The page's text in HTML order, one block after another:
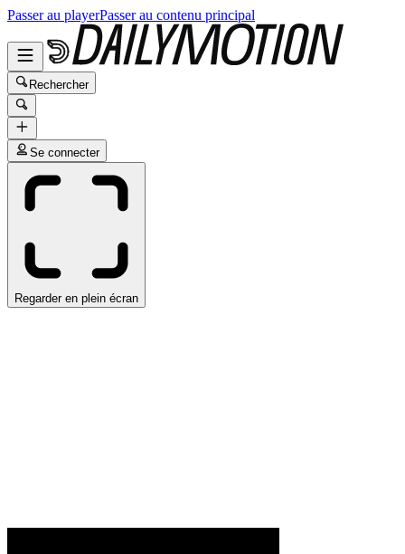
Passer au playerPasser au contenu principal
Rechercher
Se connecter
Regarder en plein écran